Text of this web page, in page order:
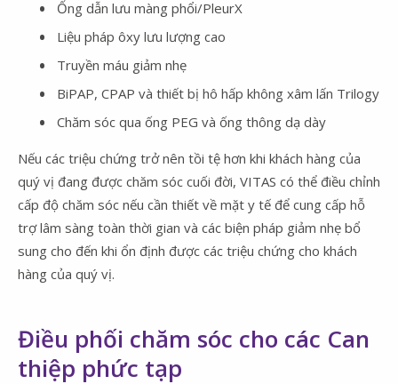
Ống dẫn lưu màng phổi/PleurX
Liệu pháp ôxy lưu lượng cao
Truyền máu giảm nhẹ
BiPAP, CPAP và thiết bị hô hấp không xâm lấn Trilogy
Chăm sóc qua ống PEG và ống thông dạ dày
Nếu các triệu chứng trở nên tồi tệ hơn khi khách hàng của
quý vị đang được chăm sóc cuối đời, VITAS có thể điều chỉnh
cấp độ chăm sóc nếu cần thiết về mặt y tế để cung cấp hỗ
trợ lâm sàng toàn thời gian và các biện pháp giảm nhẹ bổ
sung cho đến khi ổn định được các triệu chứng cho khách
hàng của quý vị.
Điều phối chăm sóc cho các Can
thiệp phức tạp